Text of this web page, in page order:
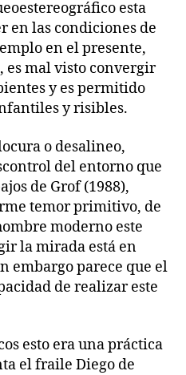
esta
en las condiciones de
en el presente,
es mal visto convergir
y es permitido
y risibles.
o desalineo,
del entorno que
de Grof (1988),
temor primitivo, de
moderno este
la mirada está en
embargo parece que el
de realizar este
esto era una práctica
el fraile Diego de